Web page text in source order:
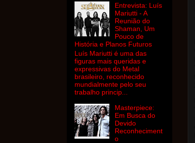
Entrevista: Luís
Mariutti - A
Reunião do
Shaman, Um
Pouco de
História e Planos Futuros
Luís Mariutti é uma das
figuras mais queridas e
expressivas do Metal
brasileiro, reconhecido
mundialmente pelo seu
trabalho princip...
Masterpiece:
Em Busca do
Devido
Reconheciment
o